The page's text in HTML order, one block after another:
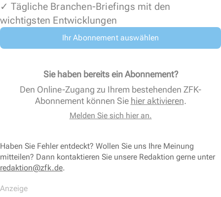
✓ Tägliche Branchen-Briefings mit den
wichtigsten Entwicklungen
Ihr Abonnement auswählen
Sie haben bereits ein Abonnement?
Den Online-Zugang zu Ihrem bestehenden ZFK-
Abonnement können Sie hier aktivieren.
Melden Sie sich hier an.
Haben Sie Fehler entdeckt? Wollen Sie uns Ihre Meinung
mitteilen? Dann kontaktieren Sie unsere Redaktion gerne unter
redaktion@zfk.de.